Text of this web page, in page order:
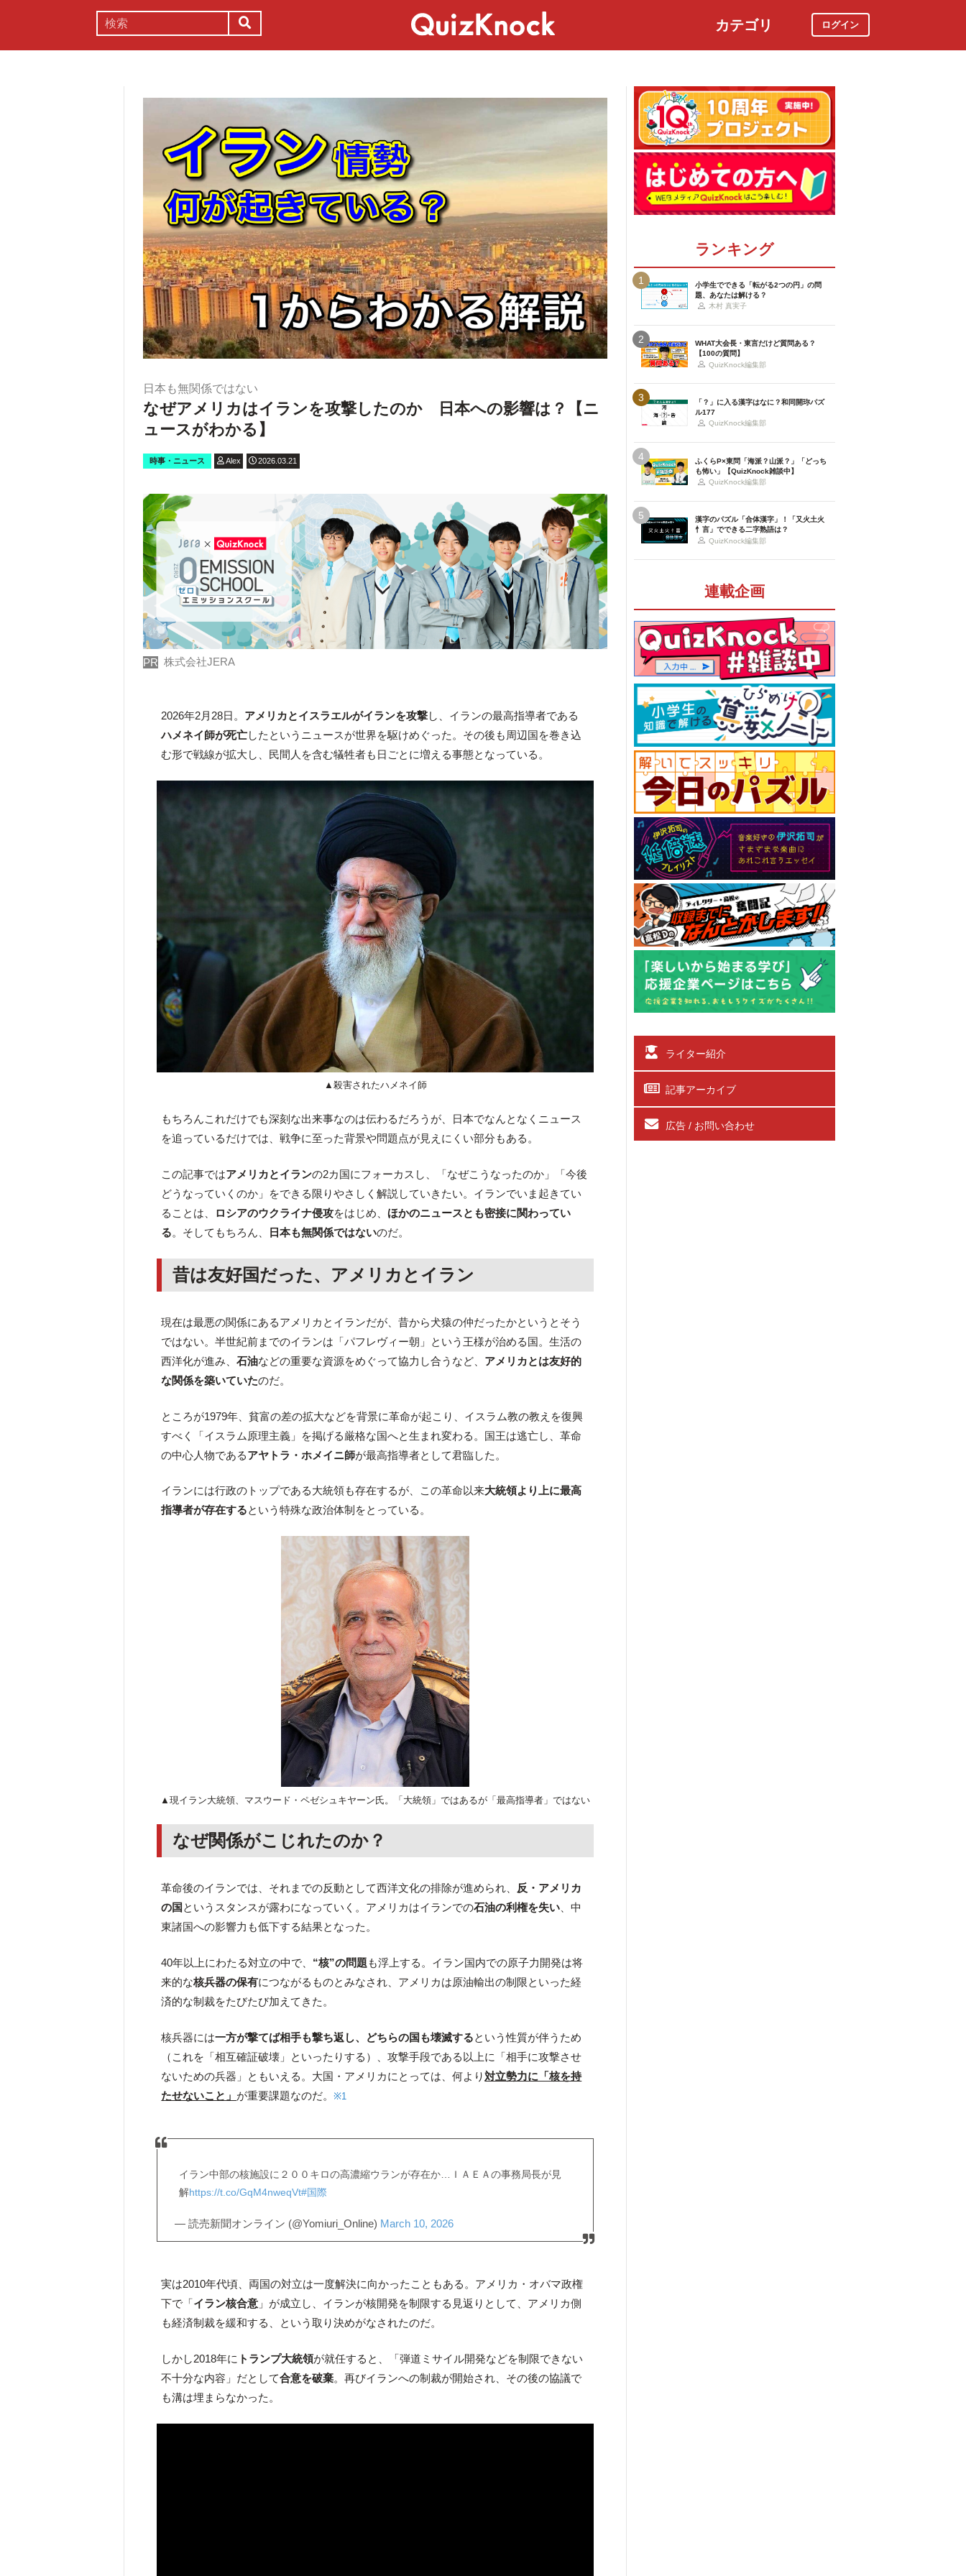
カテゴリ ログイン
日本も無関係ではない
なぜアメリカはイランを攻撃したのか 日本への影響は？【ニ
ュースがわかる】
時事・ニュース Alex 2026.03.21
PR 株式会社JERA
2026年2月28日。 アメリカとイスラエルがイランを攻撃し、イランの最高指導者である
ハメネイ師が死亡したというニュースが世界を駆けめぐった。その後も周辺国を巻き込
む形で戦線が拡大し、民間人を含む犠牲者も日ごとに増える事態となっている。
▲殺害されたハメネイ師
もちろんこれだけでも深刻な出来事なのは伝わるだろうが、日本でなんとなくニュース
を追っているだけでは、戦争に至った背景や問題点が見えにくい部分もある。
この記事ではアメリカとイランの2カ国にフォーカスし、「なぜこうなったのか」「今後
どうなっていくのか」をできる限りやさしく解説していきたい。イランでいま起きてい
ることは、
ロシアのウクライナ侵攻をはじめ、ほかのニュースとも密接に関わってい
る。そしてもちろん、 日本も無関係ではないのだ。
昔は友好国だった、アメリカとイラン
現在は最悪の関係にあるアメリカとイランだが、昔から犬猿の仲だったかというとそう
ではない。半世紀前までのイランは「パフレヴィー朝」という王様が治める国。生活の
西洋化が進み、石油などの重要な資源をめぐって協力し合うなど、 アメリカとは友好的
な関係を築いていたのだ。
ところが1979年、貧富の差の拡大などを背景に革命が起こり、イスラム教の教えを復興
すべく「イスラム原理主義」を掲げる厳格な国へと生まれ変わる。国王は逃亡し、革命
の中心人物であるアヤトラ・ホメイニ師が最高指導者として君臨した。
イランには行政のトップである大統領も存在するが、この革命以来大統領より上に最高
指導者が存在するという特殊な政治体制をとっている。
▲現イラン大統領、マスウード・ペゼシュキヤーン氏。「大統領」ではあるが「最高指導者」ではない
なぜ関係がこじれたのか？
革命後のイランでは、それまでの反動として西洋文化の排除が進められ、
反・アメリカ
の国 というスタンスが露わになっていく。アメリカはイランでの石油の利権を失い 、中
東諸国への影響力も低下する結果となった。
40年以上にわたる対立の中で、 “核”の問題 も浮上する。イラン国内での原子力開発は将
来的な核兵器の保有につながるものとみなされ、アメリカは原油輸出の制限といった経
済的な制裁をたびたび加えてきた。
核兵器には一方が撃てば相手も撃ち返し、どちらの国も壊滅するという性質が伴うため
（これを「相互確証破壊」といったりする）、攻撃手段である以上に「相手に攻撃させ
ないための兵器」ともいえる。大国・アメリカにとっては、何より対立勢力に「核を持
たせないこと」 が重要課題なのだ。※1
イラン中部の核施設に２００キロの高濃縮ウランが存在か…ＩＡＥＡの事務局長が見
解https://t.co/GqM4nweqVt#国際
— 読売新聞オンライン (@Yomiuri_Online) March 10, 2026
実は2010年代頃、両国の対立は一度解決に向かったこともある。アメリカ・オバマ政権
下で「イラン核合意 」が成立し、イランが核開発を制限する見返りとして、アメリカ側
も経済制裁を緩和する、という取り決めがなされたのだ。
しかし2018年に トランプ大統領が就任すると、「弾道ミサイル開発などを制限できない
不十分な内容」だとして合意を破棄。再びイランへの制裁が開始され、その後の協議で
も溝は埋まらなかった。
ランキング
1
小学生でできる「転がる2つの円」の問
題、あなたは解ける？
木村 真実子
2
WHAT大会長・東言だけど質問ある？
【100の質問】
QuizKnock編集部
3
「？」に入る漢字はなに？和同開珎パズ
ル177
QuizKnock編集部
4
ふくらP×東問「海派？山派？」「どっち
も怖い」【QuizKnock雑談中】
QuizKnock編集部
5
漢字のパズル「合体漢字」！「又火土火
忄言」でできる二字熟語は？
QuizKnock編集部
連載企画
ライター紹介
記事アーカイブ
広告 / お問い合わせ